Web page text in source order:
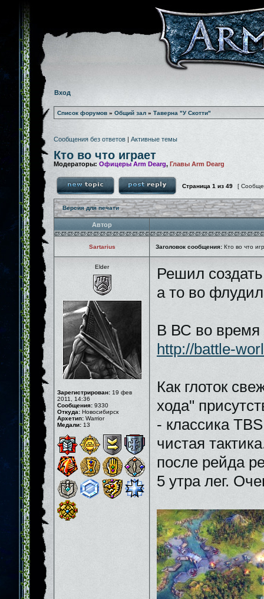
Вход
Список форумов » Общий зал » Таверна "У Скотти"
Сообщения без ответов | Активные темы
Кто во что играет
Модераторы: Офицеры Arm Dearg, Главы Arm Dearg
Страница 1 из 49 [
Версия для печати
Автор
Sartarius Заголовок сообщения: Кто во что
Elder
Зарегистрирован: 19 фев
2011, 14:36
Сообщения: 9330
Откуда: Новосибирск
Архетип: Warrior
Медали: 13
Решил
а то во
В ВС во время
http://battle-
Как глоток
хода"
- классика
чистая
после рейда
5 утра лег.